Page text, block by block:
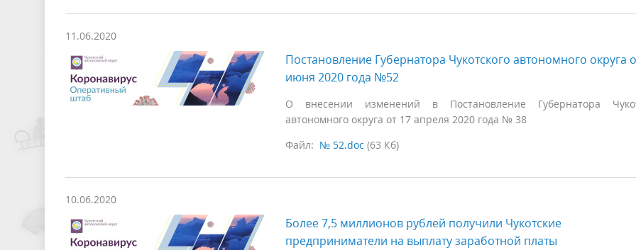
11.06.2020
Постановление Губернатора Чукотского автономного округа
июня 2020 года №52
О внесении изменений в Постановление Губернатора
автономного округа от 17 апреля 2020 года № 38
Файл: № 52.doc (63 Кб)
10.06.2020
Более 7,5 миллионов рублей получили Чукотские
предприниматели на выплату заработной платы